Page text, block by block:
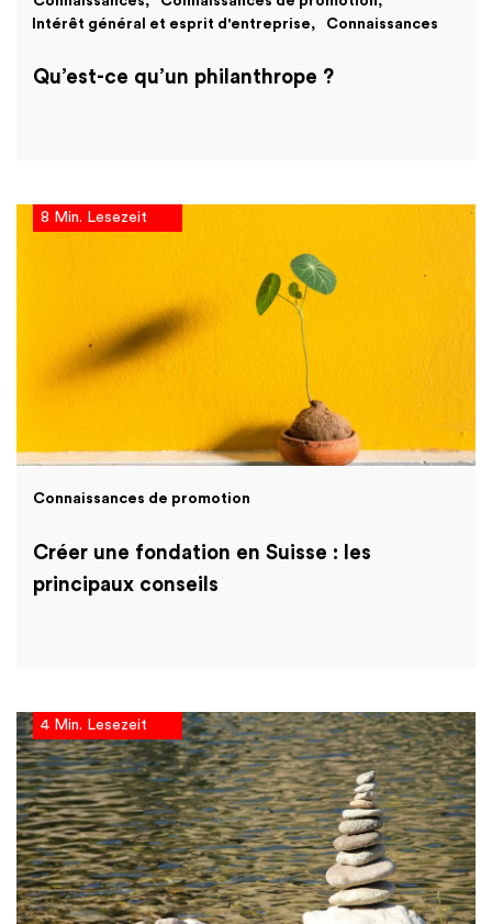
Intérêt général et esprit d'entreprise
Connaissances
Qu’est-ce qu’un philanthrope ?
8 Min. Lesezeit
Connaissances de promotion
Créer une fondation en Suisse : les
principaux conseils
4 Min. Lesezeit